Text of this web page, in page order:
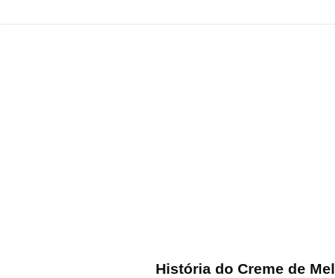
História do Creme de Mel